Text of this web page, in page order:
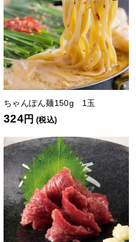
ちゃんぽん麺150g 1玉
324円 (税込)